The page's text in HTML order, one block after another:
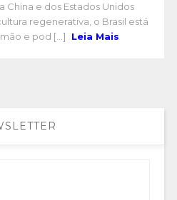
China e dos Estados Unidos
regenerativa, o Brasil está
e pod [...]
Leia Mais